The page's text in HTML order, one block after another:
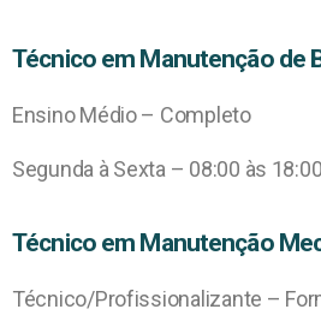
Técnico em Manutenção de
Ensino Médio – Completo
Segunda à Sexta – 08:00 às 18:00
Técnico em Manutenção
Técnico/Profissionalizante –